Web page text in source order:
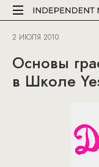
2 ИЮЛЯ 2010
Основы
в Школе